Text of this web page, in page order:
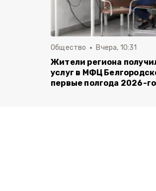
Общество Вчера, 10:31
Жители региона
услуг в МФЦ
первые полгода 2026-го